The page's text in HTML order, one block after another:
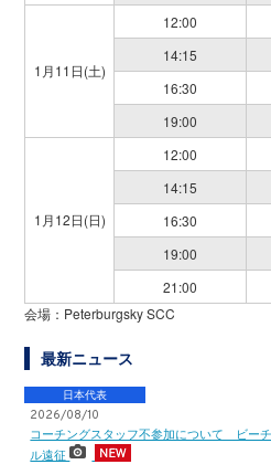
1月11日(土)
12:00
14:15
16:30
19:00
1月12日(日)
12:00
14:15
16:30
19:00
21:00
会場：Peterburgsky SCC
最新ニュース
日本代表
2026/08/10
コーチングスタッフ不参加について ビー
ル遠征